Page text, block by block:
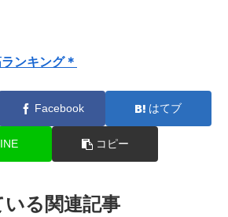
ンキング＊
Facebook はてブ
コピー
る関連記事